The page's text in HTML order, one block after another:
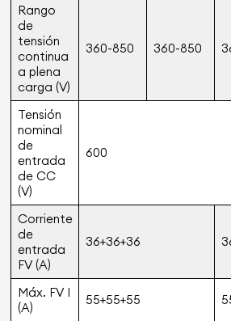
Rango
de
tensión
continua
a plena
carga (V)
360-850 360-850
Tensión
nominal
de
entrada
de CC
(V)
600
Corriente
de
entrada
FV (A)
36+36+36
Máx. FV I
(A)
55+55+55